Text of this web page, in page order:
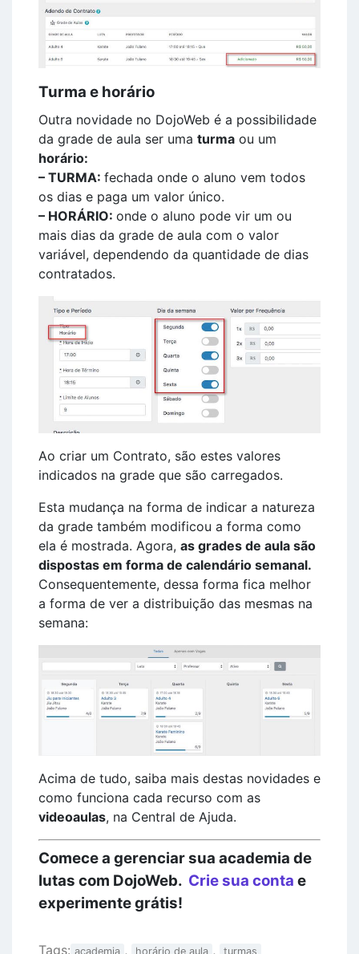
Turma e horário
Outra novidade no DojoWeb é a possibilidade
da grade de aula ser uma turma ou um
horário:
– TURMA: fechada onde o aluno vem todos
os dias e paga um valor único.
– HORÁRIO: onde o aluno pode vir um ou
mais dias da grade de aula com o valor
variável, dependendo da quantidade de dias
contratados.
Ao criar um Contrato, são estes valores
indicados na grade que são carregados.
Esta mudança na forma de indicar a natureza
da grade também modificou a forma como
ela é mostrada. Agora, as grades de aula são
dispostas em forma de calendário semanal.
Consequentemente, dessa forma fica melhor
a forma de ver a distribuição das mesmas na
semana:
Acima de tudo, saiba mais destas novidades e
como funciona cada recurso com as
videoaulas, na Central de Ajuda.
Comece a gerenciar sua academia de
lutas com DojoWeb. Crie sua conta e
experimente grátis!
Tags: academia , horário de aula , turmas